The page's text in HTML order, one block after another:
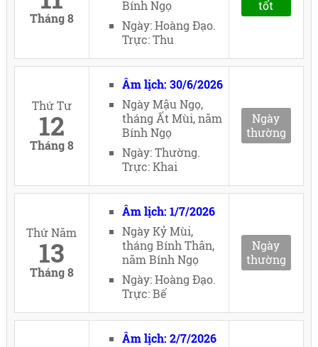
Tháng 8
Bính Ngọ
Ngày: Hoàng Đạo.
Trực: Thu
tốt
Thứ Tư
12
Tháng 8
Âm lịch: 30/6/2026
Ngày Mậu Ngọ,
tháng Ất Mùi, năm
Bính Ngọ
Ngày: Thường.
Trực: Khai
Ngày
thường
Thứ Năm
13
Tháng 8
Âm lịch: 1/7/2026
Ngày Kỷ Mùi,
tháng Bính Thân,
năm Bính Ngọ
Ngày: Hoàng Đạo.
Trực: Bế
Ngày
thường
Âm lịch: 2/7/2026